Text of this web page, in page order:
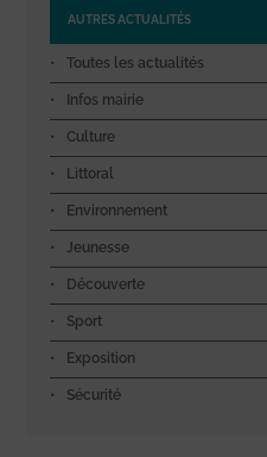
AUTRES ACTUALITÉS
Toutes les actualités
Infos mairie
Culture
Littoral
Environnement
Jeunesse
Découverte
Sport
Exposition
Sécurité